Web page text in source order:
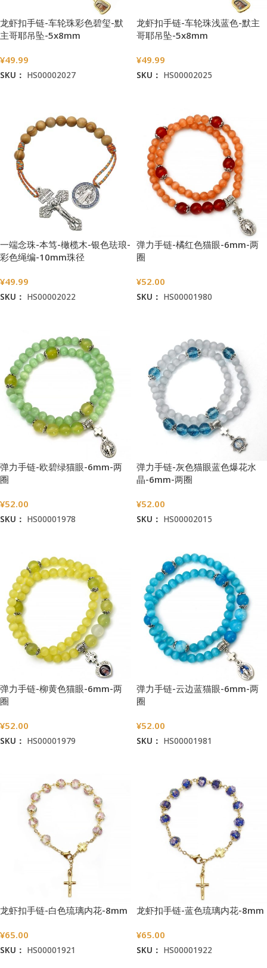
龙虾扣手链-车轮珠彩色碧玺-默
主哥耶吊坠-5x8mm
¥49.99
SKU： HS00002027
龙虾扣手链-车轮珠浅蓝色-默主
哥耶吊坠-5x8mm
¥49.99
SKU： HS00002025
一端念珠-本笃-橄榄木-银色珐琅-
彩色绳编-10mm珠径
¥49.99
SKU： HS00002022
弹力手链-橘红色猫眼-6mm-两
圈
¥52.00
SKU： HS00001980
弹力手链-欧碧绿猫眼-6mm-两
圈
¥52.00
SKU： HS00001978
弹力手链-灰色猫眼蓝色爆花水
晶-6mm-两圈
¥52.00
SKU： HS00002015
弹力手链-柳黄色猫眼-6mm-两
圈
¥52.00
SKU： HS00001979
弹力手链-云边蓝猫眼-6mm-两
圈
¥52.00
SKU： HS00001981
龙虾扣手链-白色琉璃内花-8mm
¥65.00
SKU： HS00001921
龙虾扣手链-蓝色琉璃内花-8mm
¥65.00
SKU： HS00001922